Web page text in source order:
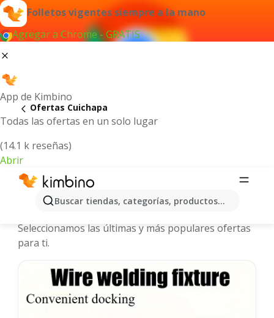
Folletos vigentes siempre a la mano
Agregar a Chrome - GRATIS
App de Kimbino
Todas las ofertas en un solo lugar
(14.1 k reseñas)
Abrir
Buscar tiendas, categorías, productos...
Ofertas Cuichapa
Cuichapa - Folletos y ofertas más
Seleccionamos las últimas y más populares ofertas
para ti.